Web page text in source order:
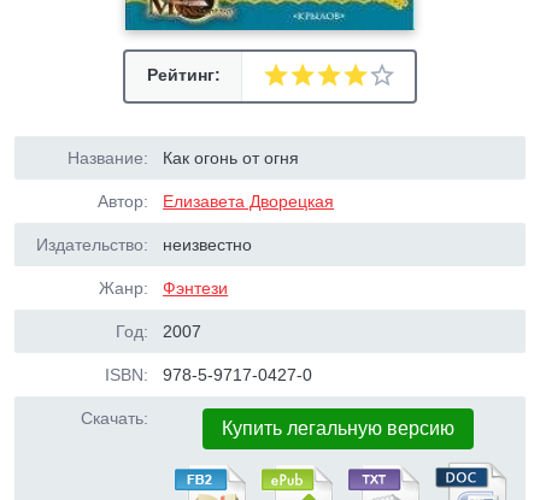
Рейтинг:
Название: Как огонь от огня
Автор: Елизавета Дворецкая
Издательство: неизвестно
Жанр: Фэнтези
Год: 2007
ISBN: 978-5-9717-0427-0
Скачать: Купить легальную версию